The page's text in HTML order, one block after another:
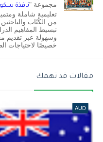
مجموعة "نافذة
تعليمية شاملة
من الكُتّاب
تبسيط المفاهيم
وسهولة عبر تقديم
خصيصًا لاحتياجات
مقالات قد تهمك
AUD